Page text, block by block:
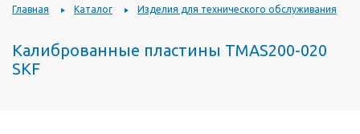
Главная Каталог Изделия для технического обслуживания
Калиброванные пластины TMAS200-020
SKF